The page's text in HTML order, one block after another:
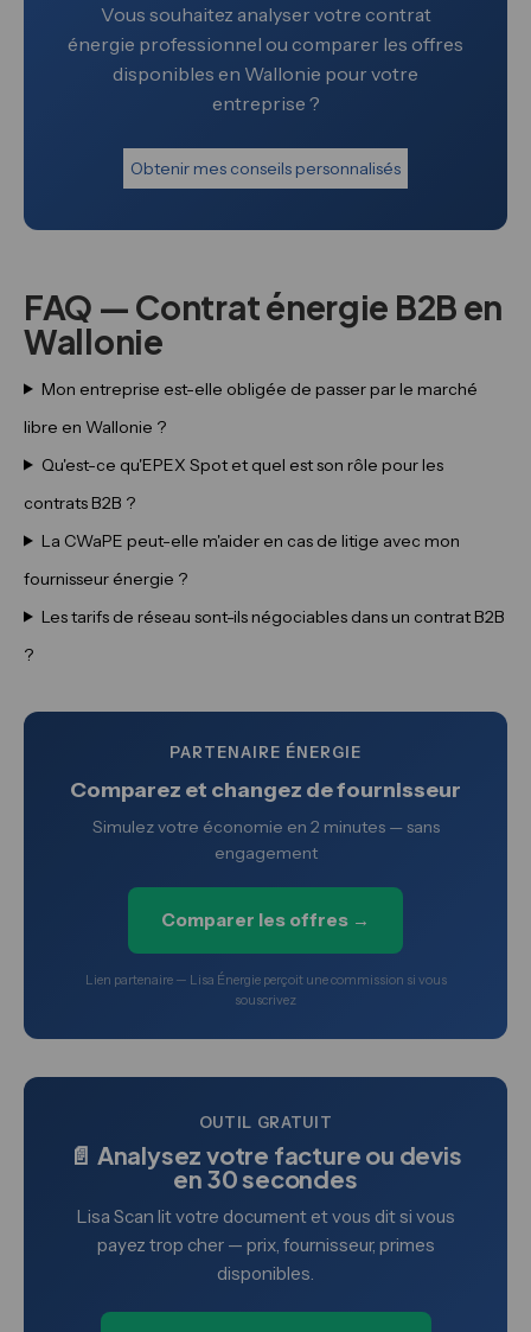
Vous souhaitez analyser votre contrat
énergie professionnel ou comparer les offres
disponibles en Wallonie pour votre
entreprise ?
Obtenir mes conseils personnalisés
FAQ — Contrat énergie B2B en
Wallonie
Mon entreprise est-elle obligée de passer par le marché
libre en Wallonie ?
Qu'est-ce qu'EPEX Spot et quel est son rôle pour les
contrats B2B ?
La CWaPE peut-elle m'aider en cas de litige avec mon
fournisseur énergie ?
Les tarifs de réseau sont-ils négociables dans un contrat B2B
?
PARTENAIRE ÉNERGIE
Comparez et changez de fournisseur
Simulez votre économie en 2 minutes — sans
engagement
Comparer les offres →
Lien partenaire — Lisa Énergie perçoit une commission si vous
souscrivez
OUTIL GRATUIT
📄 Analysez votre facture ou devis
en 30 secondes
Lisa Scan lit votre document et vous dit si vous
payez trop cher — prix, fournisseur, primes
disponibles.